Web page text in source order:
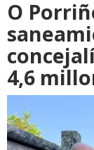
O
4,6